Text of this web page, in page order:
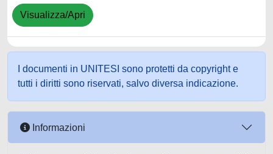
Visualizza/Apri
I documenti in UNITESI sono protetti da copyright e
tutti i diritti sono riservati, salvo diversa indicazione.
Informazioni